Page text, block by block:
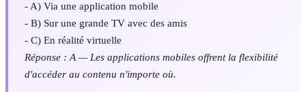
- A) Via une application mobile
- B) Sur une grande TV avec des amis
- C) En réalité virtuelle
Réponse : A — Les applications mobiles offrent la flexibilité
d'accéder au contenu n'importe où.